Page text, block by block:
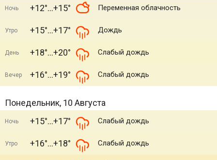
Ночь +12° +15° Переменная облачность
Утро +15° +17° Дождь
День +18° +20° Слабый дождь
Вечер +16° +19° Слабый дождь
Понедельник, 10 Августа
Ночь +15° +17° Слабый дождь
Утро +16° +18° Слабый дождь